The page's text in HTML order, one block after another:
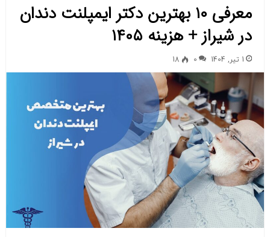
معرفی ۱۰ بهترین دکتر ایمپلنت دندان
در شیراز + هزینه ۱۴۰۵
1 تیر, 1404 0
18